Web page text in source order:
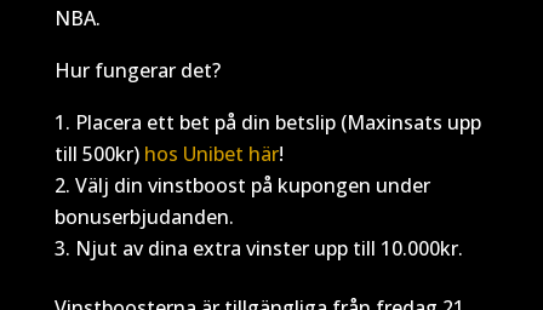
NBA.
Hur fungerar det?
Placera ett bet på din betslip (Maxinsats upp
till 500kr) hos Unibet här!
Välj din vinstboost på kupongen under
bonuserbjudanden.
Njut av dina extra vinster upp till 10.000kr.